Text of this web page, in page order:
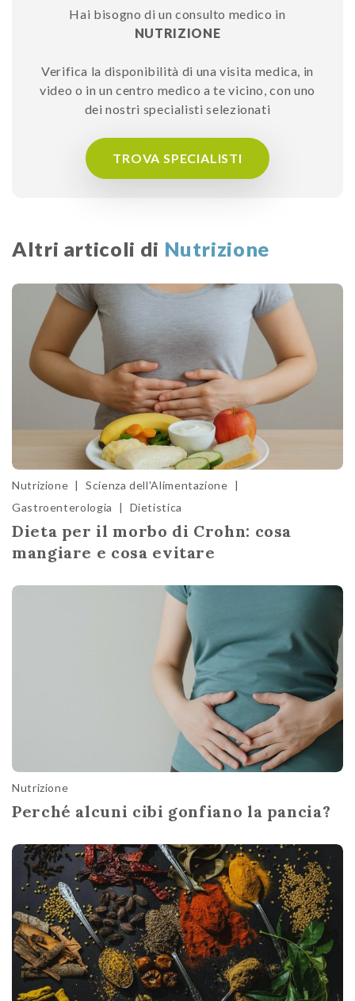
Hai bisogno di un consulto medico in
NUTRIZIONE
Verifica la disponibilità di una visita medica, in
video o in un centro medico a te vicino, con uno
dei nostri specialisti selezionati
TROVA SPECIALISTI
Altri articoli di Nutrizione
Nutrizione | Scienza dell'Alimentazione |
Gastroenterologia
| Dietistica
Dieta per il morbo di Crohn: cosa
mangiare e cosa evitare
Nutrizione
Perché alcuni cibi gonfiano la pancia?